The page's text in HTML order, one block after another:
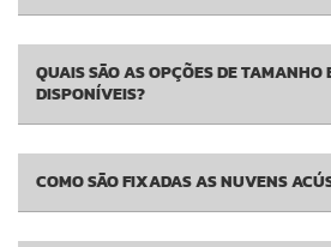
QUAIS SÃO AS OPÇÕES DE
DISPONÍVEIS?
COMO SÃO FIXADAS AS NUVENS